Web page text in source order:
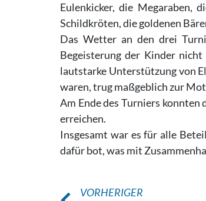
Eulenkicker, die Megaraben,
Schildkröten, die goldenen
Das Wetter an den drei
Begeisterung der Kinder
lautstarke Unterstützung von
waren, trug maßgeblich zur
Am Ende des Turniers
erreichen.
Insgesamt war es für alle
dafür bot, was mit
VORHERIGER